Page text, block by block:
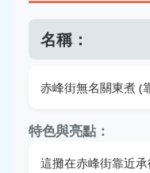
名稱：
赤峰街無名關東煮 (
特色與亮點：
這攤在赤峰街靠近